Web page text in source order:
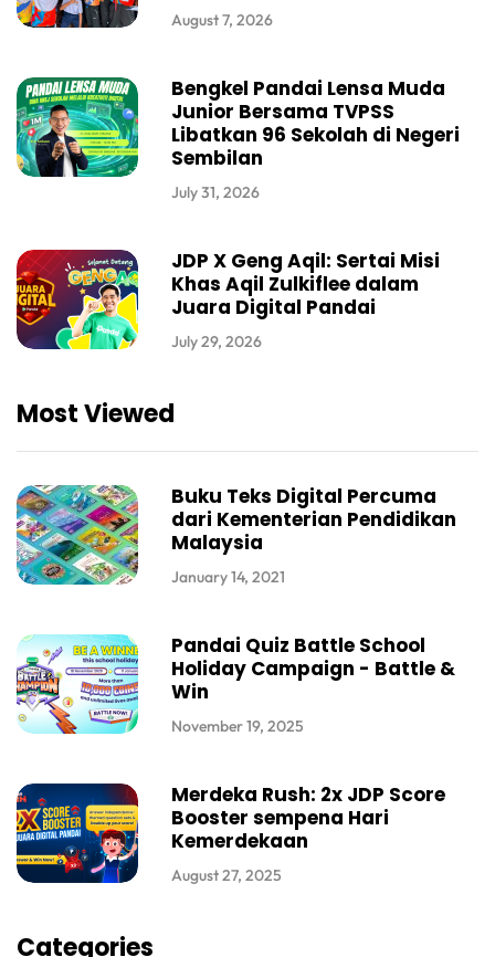
August 7, 2026
Bengkel Pandai Lensa Muda
Junior Bersama TVPSS
Libatkan 96 Sekolah di Negeri
Sembilan
July 31, 2026
JDP X Geng Aqil: Sertai Misi
Khas Aqil Zulkiflee dalam
Juara Digital Pandai
July 29, 2026
Most Viewed
Buku Teks Digital Percuma
dari Kementerian Pendidikan
Malaysia
January 14, 2021
Pandai Quiz Battle School
Holiday Campaign - Battle &
Win
November 19, 2025
Merdeka Rush: 2x JDP Score
Booster sempena Hari
Kemerdekaan
August 27, 2025
Categories